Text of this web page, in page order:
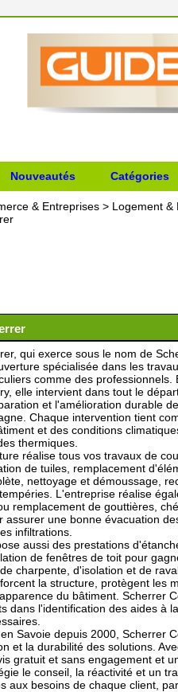
Nouveautés Catégories
& Entreprises > Logement &
qui exerce sous le nom de
spécialisée dans les
comme des professionnels.
elle intervient dans tout le
et l'amélioration durable
Chaque intervention tient
et des conditions
thermiques.
réalise tous vos travaux de
de tuiles, remplacement
nettoyage et démoussage,
L'entreprise réalise
remplacement de gouttières,
assurer une bonne évacuation
infiltrations.
aussi des prestations
de fenêtres de toit pour
charpente, d'isolation et de
la structure, protègent les
du bâtiment. Scherrer
dans l'identification des aides à
Savoie depuis 2000, Scherrer
et la durabilité des solutions.
gratuit et sans engagement et
le conseil, la réactivité et un
aux besoins de chaque client,